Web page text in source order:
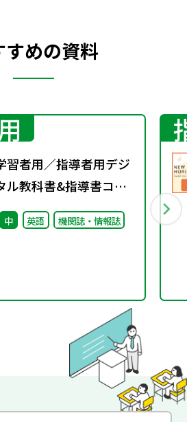
すめの資料
習者用／指導者用デジ
ル教科書&指導書コン
テンツライブラリー 収
録コンテンツ活用ガイド
中 英語 機関誌・情報誌